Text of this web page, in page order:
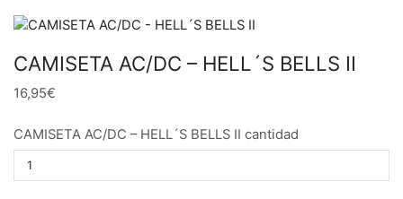
CAMISETA AC/DC – HELL´S BELLS II
16,95€
CAMISETA AC/DC – HELL´S BELLS II cantidad